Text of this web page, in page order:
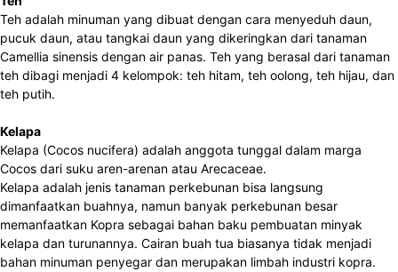
Teh adalah minuman yang dibuat dengan cara menyeduh daun,
pucuk daun, atau tangkai daun yang dikeringkan dari tanaman
Camellia sinensis dengan air panas. Teh yang berasal dari tanaman
teh dibagi menjadi 4 kelompok: teh hitam, teh oolong, teh hijau, dan
teh putih.
Kelapa
Kelapa (Cocos nucifera) adalah anggota tunggal dalam marga
Cocos dari suku aren-arenan atau Arecaceae.
Kelapa adalah jenis tanaman perkebunan bisa langsung
dimanfaatkan buahnya, namun banyak perkebunan besar
memanfaatkan Kopra sebagai bahan baku pembuatan minyak
kelapa dan turunannya. Cairan buah tua biasanya tidak menjadi
bahan minuman penyegar dan merupakan limbah industri kopra.